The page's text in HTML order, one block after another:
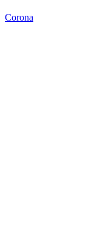
Corona